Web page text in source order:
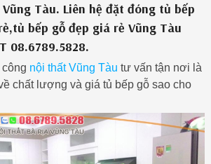
Tàu. Liên hệ đặt đóng tủ bếp
bếp gỗ đẹp giá rẻ Vũng Tàu
08.6789.5828.
nội thất Vũng Tàu tư vấn tận nơi là
chất lượng và giá tủ bếp gỗ sao cho